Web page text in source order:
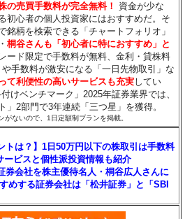
の売買手数料が完全無料！
資金が少な
初心者の個人投資家にはおすすめだ。そ
銘柄を検索できる「チャートフォリオ」
桐谷さんも「初心者に特におすすめ」と
ード限定で手数料が無料、金利・貸株料
手数料が激安になる「一日先物取引」な
て利便性の高いサービスも充実してい
けベンチマーク」2025年証券業界では、
」2部門で3年連続「三つ星」を獲得。
ないので、1日定額制プランを掲載。
は？】1日50万円以下の株取引は手数料
ビスと個性派投資情報も紹介
会社を株主優待名人・桐谷広人さんに
めする証券会社は「松井証券」と「SBI